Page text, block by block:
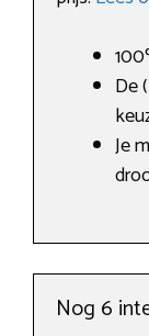
De
Je
Nog 6